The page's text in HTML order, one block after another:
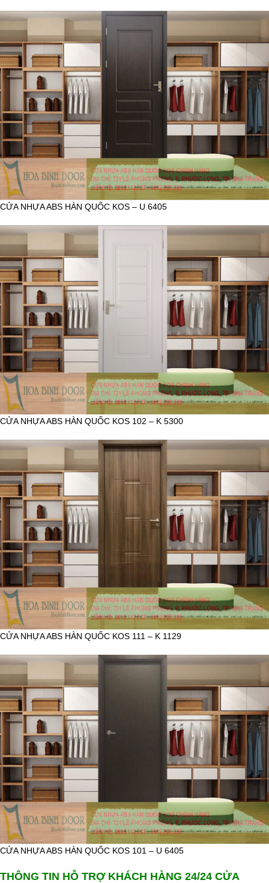
CỬA NHỰA ABS HÀN QUỐC KOS – U 6405
CỬA NHỰA ABS HÀN QUỐC KOS 102 – K 5300
CỬA NHỰA ABS HÀN QUỐC KOS 111 – K 1129
CỬA NHỰA ABS HÀN QUỐC KOS 101 – U 6405
THÔNG TIN HỖ TRỢ KHÁCH HÀNG 24/24 CỬA